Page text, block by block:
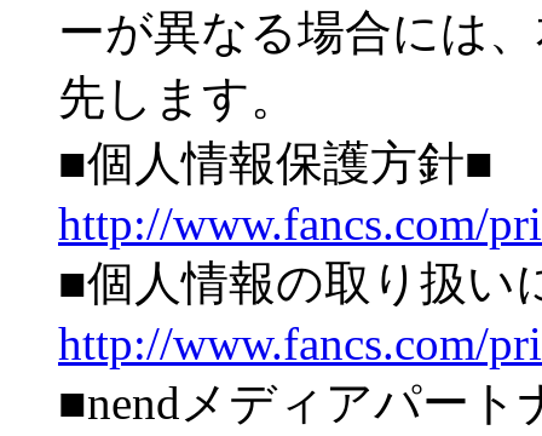
ーが異なる場合には
先します。
■個人情報保護方針■
http://www.fancs.com/
■個人情報の取り扱い
http://www.fancs.com/
■nendメディアパー